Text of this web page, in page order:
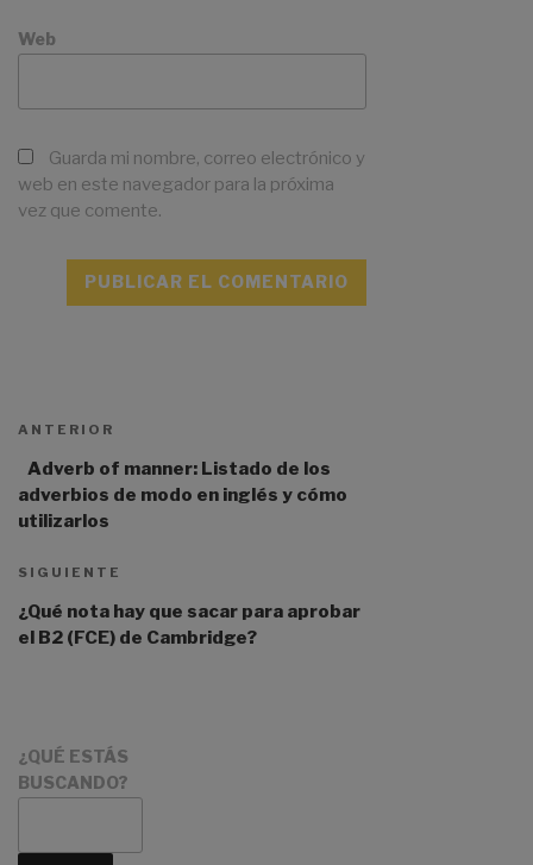
Web
Guarda mi nombre, correo electrónico y
web en este navegador para la próxima
vez que comente.
e
i
e
:
ANTERIOR
Adverb of manner: Listado de los
adverbios de modo en inglés y cómo
utilizarlos
SIGUIENTE
¿Qué nota hay que sacar para aprobar
el B2 (FCE) de Cambridge?
¿QUÉ ESTÁS
BUSCANDO?